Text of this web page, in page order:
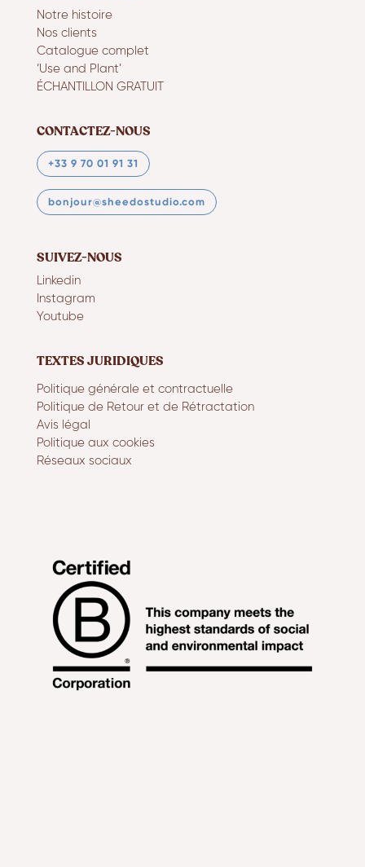
Notre histoire
Nos clients
Catalogue complet
‘Use and Plant’
ÉCHANTILLON GRATUIT
CONTACTEZ-NOUS
+33 9 70 01 91 31
bonjour@sheedostudio.com
SUIVEZ-NOUS
Linkedin
Instagram
Youtube
TEXTES JURIDIQUES
Politique générale et contractuelle
Politique de Retour et de Rétractation
Avis légal
Politique aux cookies
Réseaux sociaux